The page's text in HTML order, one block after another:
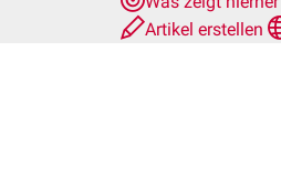
Artikel erstellen